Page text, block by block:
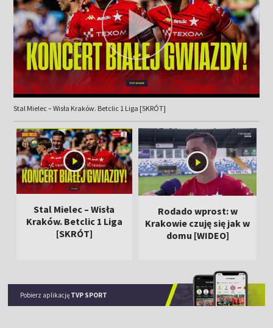
Stal Mielec – Wisła Kraków. Betclic 1 Liga [SKRÓT]
Stal Mielec – Wisła
Kraków. Betclic 1 Liga
[SKRÓT]
Rodado wprost: w
Krakowie czuję się jak w
domu [WIDEO]
Pobierz aplikację TVP SPORT